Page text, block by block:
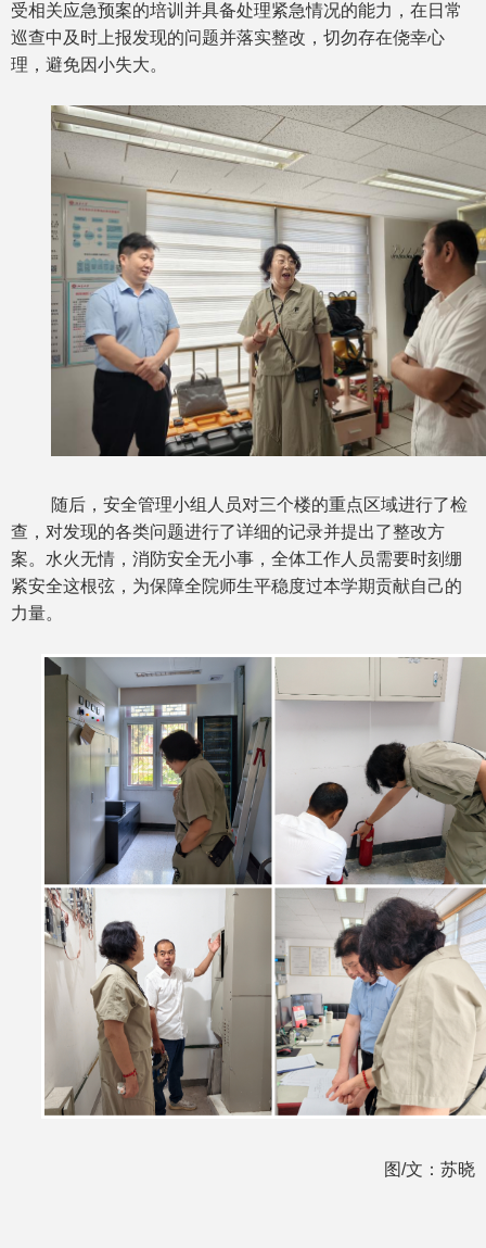
受相关应急预案的培训并具备处理紧急情况的能力，在日常
巡查中及时上报发现的问题并落实整改，切勿存在侥幸心
理，避免因小失大。
随后，安全管理小组人员对三个楼的重点区域进行了检
查，对发现的各类问题进行了详细的记录并提出了整改方
案。水火无情，消防安全无小事，全体工作人员需要时刻绷
紧安全这根弦，为保障全院师生平稳度过本学期贡献自己的
力量。
图/文：苏晓